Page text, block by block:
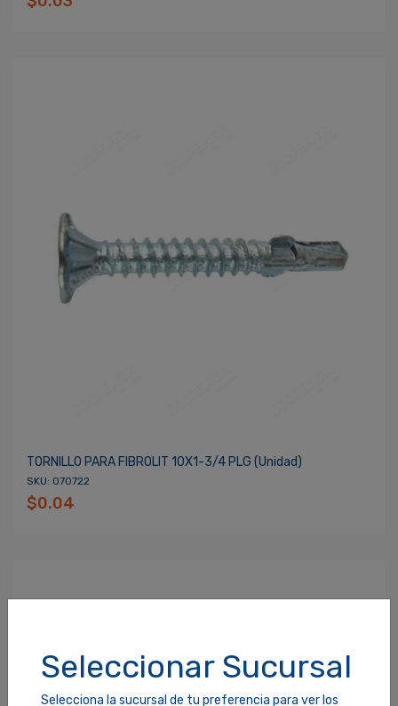
Seleccionar Sucursal
Selecciona la sucursal de tu preferencia para ver los
TORNILLO PARA FIBROLIT 10X1-3/4 PLG (unidad)
SKU: 070722
$0.04